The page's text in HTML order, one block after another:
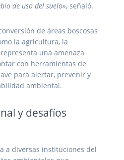
de uso del suelo», señaló.
de áreas boscosas
la agricultura, la
una amenaza
con herramientas de
para alertar, prevenir y
ambiental.
y desafíos
a diversas instituciones del